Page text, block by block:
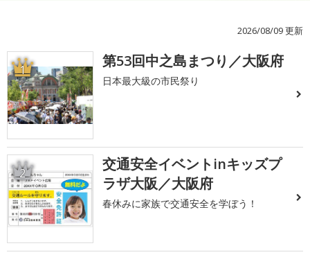
2026/08/09 更新
1 第53回中之島まつり／大阪府
日本最大級の市民祭り
2
交通安全イベントinキッズプ
ラザ大阪／大阪府
春休みに家族で交通安全を学ぼう！